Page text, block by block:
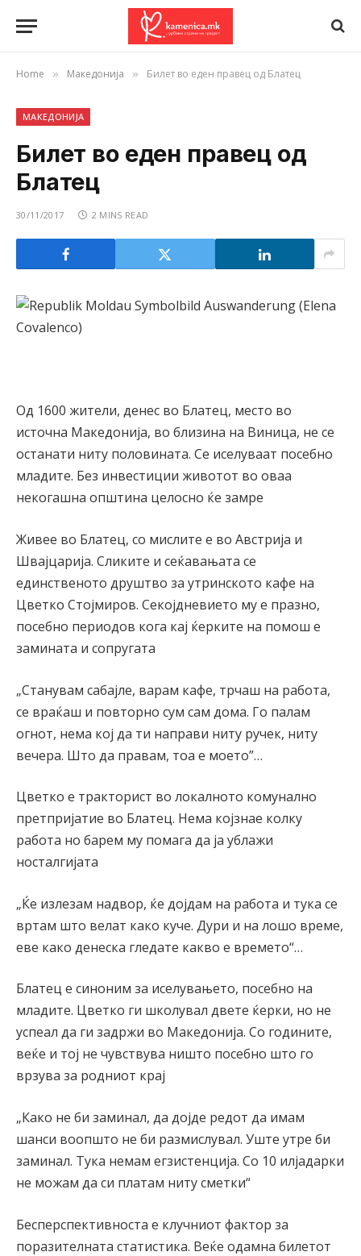
Home » Македонија » Билет во еден правец од Блатец
МАКЕДОНИЈА
Билет во еден правец од
Блатец
30/11/2017 2 MINS READ
Од 1600 жители, денес во Блатец, место во
источна Македонија, во близина на Виница, не се
останати ниту половината. Се иселуваат посебно
младите. Без инвестиции животот во оваа
некогашна општина целосно ќе замре
Живее во Блатец, со мислите е во Австрија и
Швајцарија. Сликите и сеќавањата се
единственото друштво за утринското кафе на
Цветко Стојмиров. Секојдневието му е празно,
посебно периодов кога кај ќерките на помош е
замината и сопругата
„Станувам сабајле, варам кафе, трчаш на работа,
се враќаш и повторно сум сам дома. Го палам
огнот, нема кој да ти направи ниту ручек, ниту
вечера. Што да правам, тоа е моето”…
Цветко е тракторист во локалното комунално
претпријатие во Блатец. Нема којзнае колку
работа но барем му помага да ја ублажи
носталгијата
„Ќе излезам надвор, ќе дојдам на работа и тука се
вртам што велат како куче. Дури и на лошо време,
еве како денеска гледате какво е времето“…
Блатец е синоним за иселувањето, посебно на
младите. Цветко ги школувал двете ќерки, но не
успеал да ги задржи во Македонија. Со годините,
веќе и тој не чувствува ништо посебно што го
врзува за родниот крај
„Како не би заминал, да дојде редот да имам
шанси воопшто не би размислувал. Уште утре би
заминал. Тука немам егзистенција. Со 10 илјадарки
не можам да си платам ниту сметки“
Бесперспективноста е клучниот фактор за
поразителната статистика. Веќе одамна билетот